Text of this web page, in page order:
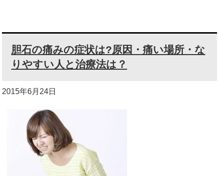
胆石の痛みの症状は?原因・痛い場所・な
りやすい人と治療法は？
2015年6月24日